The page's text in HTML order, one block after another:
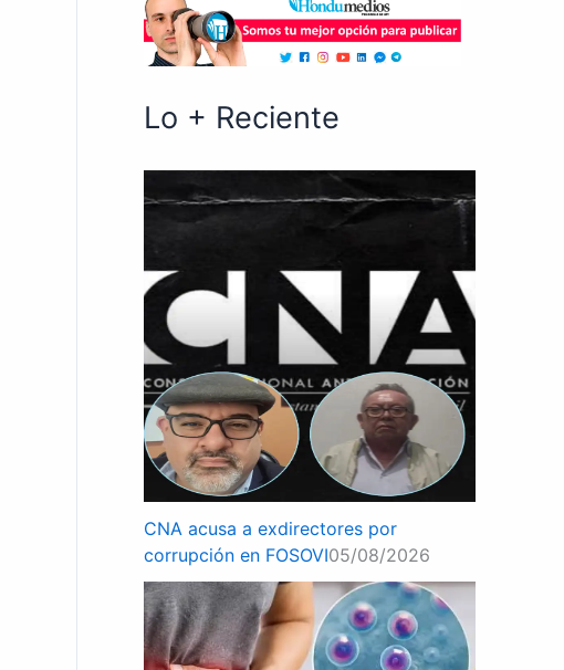
Lo + Reciente
CNA acusa a exdirectores por
corrupción en FOSOVI05/08/2026